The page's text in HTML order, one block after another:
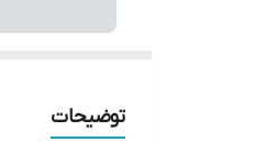
توضیحات